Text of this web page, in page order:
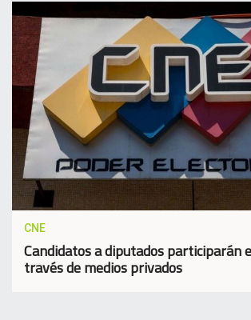
CNE
Candidatos a diputados participarán
través de medios privados